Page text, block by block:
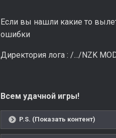
Если вы нашли какие то
ошибки
Директория лога : /.../NZK
Всем удачной игры!
P.S. (Показать контент)